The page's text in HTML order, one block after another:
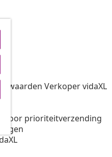
Verkoper vidaXL
voor prioriteitverzending